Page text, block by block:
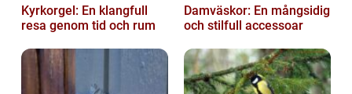
Kyrkorgel: En klangfull
resa genom tid och rum
Damväskor: En mångsidig
och stilfull accessoar